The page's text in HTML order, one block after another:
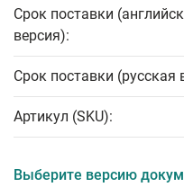
Срок поставки
версия):
Срок поставки (русская
Артикул (SKU):
Выберите версию